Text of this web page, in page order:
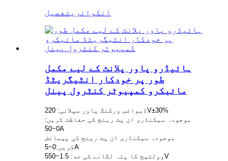
انکوائری تفصیل
ہائیڈرو پاور پلانٹ کے لیے مکمل
طور پر خودکار انٹیگریٹڈ
مائیکرو کمپیوٹر کنٹرول پینل
ڈیوائس ورکنگ پاور سپلائی: 220V±30%
موجودہ سیکنڈری ان پٹ رینج کی حفاظت کریں:
0~50A
موجودہ سیکنڈری ان پٹ رینج کی پیمائش
کریں:0~5A
وولٹیج کا پتہ لگانے کی حد: 1.5~550V